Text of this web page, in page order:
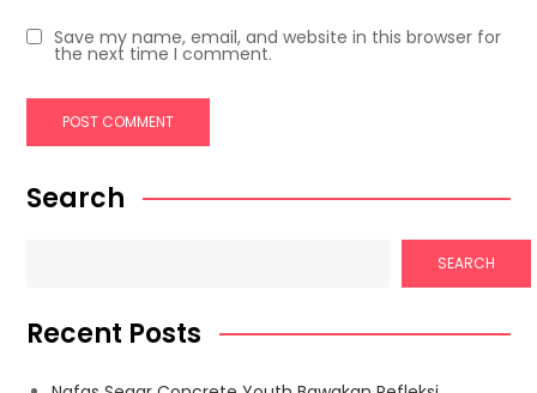
Save my name, email, and website in this browser for
the next time I comment.
Search
SEARCH
Recent Posts